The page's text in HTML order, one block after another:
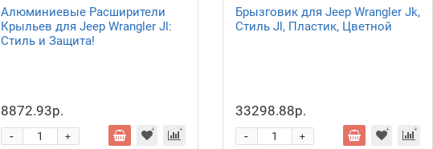
Алюминиевые Расширители
Крыльев для Jeep Wrangler Jl:
Стиль и Защита!
8872.93р.
+
-
Брызговик для Jeep Wrangler Jk,
Стиль Jl, Пластик, Цветной
33298.88р.
+
-